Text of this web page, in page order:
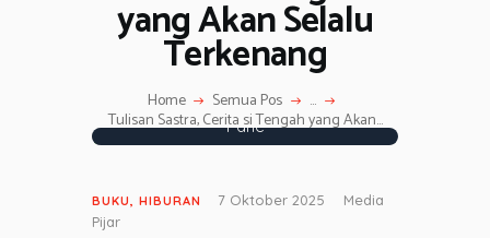
yang Akan Selalu
Terkenang
Home Semua Pos ...
Tulisan Sastra, Cerita si Tengah yang Akan...
SOSOK
GALERI
HIBURAN
JALAN-JALAN
GAYA HIDUP
OPINI
Fotografer: Shafna Jonanda Soefit
Pane
BUKU, HIBURAN 7 Oktober 2025
Media
Pijar